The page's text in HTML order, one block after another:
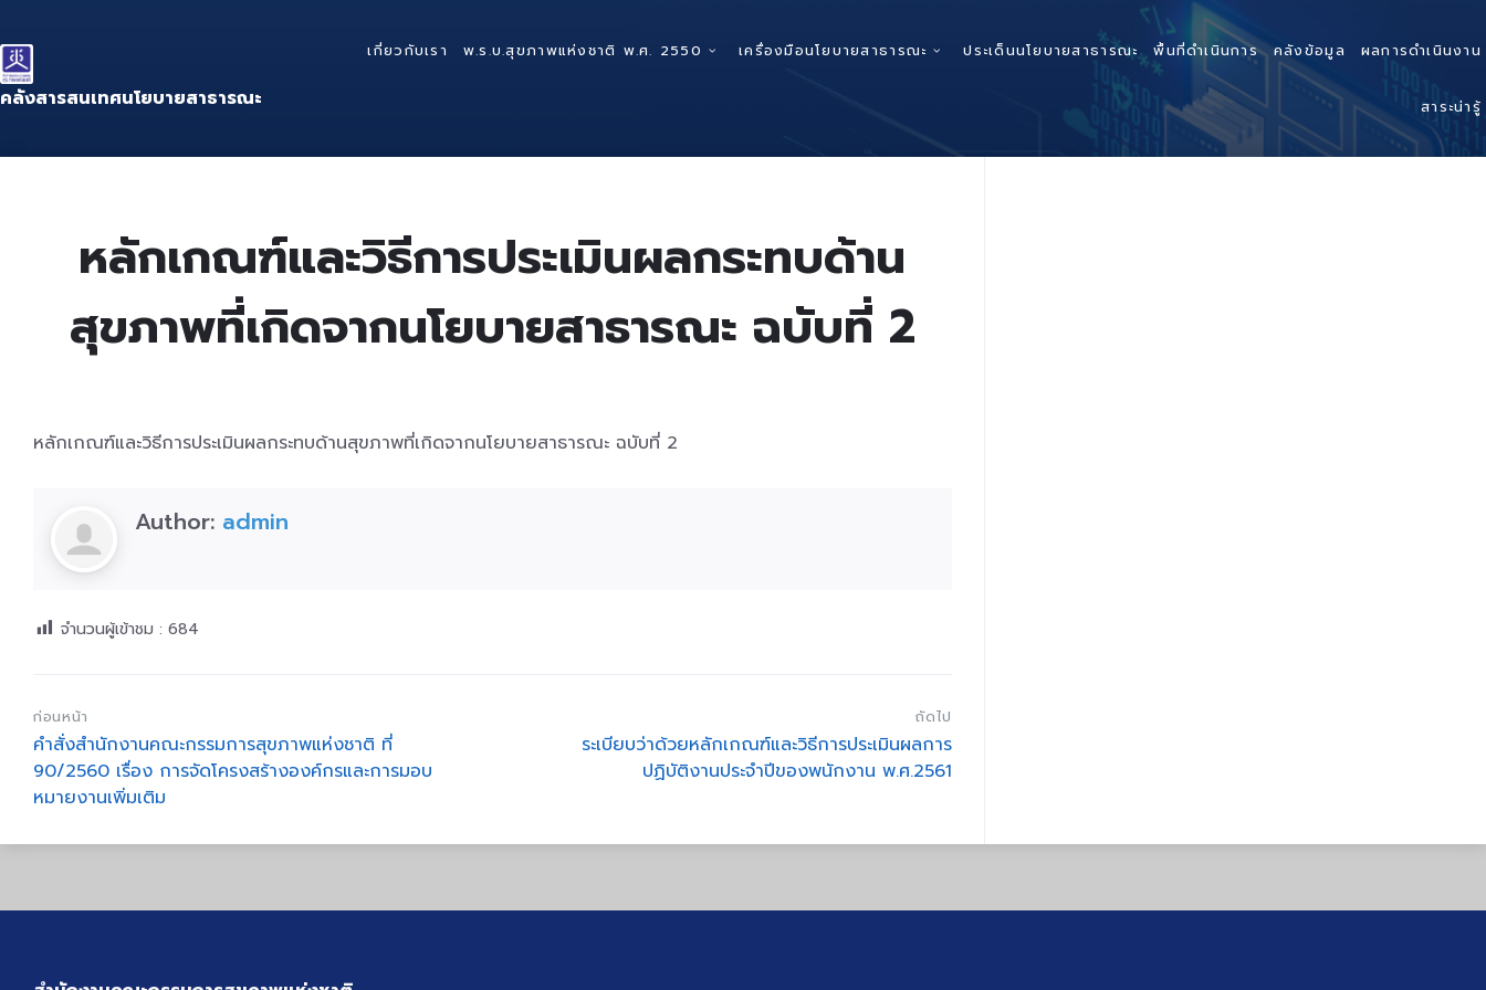
to
content
to
main
navigation
to
footer
คลังสารสนเทศนโยบายสาธารณะ
เกี่ยวกับเรา พ.ร.บ.สุขภาพแห่งชาติ พ.ศ. 2550 เครื่องมือนโยบายสาธารณะ ประเด็นนโยบายสาธารณะ พื้นที่ดำเนินการ คลังข้อมูล ผลการดำเนินงาน
สาระน่ารู้
หลักเกณฑ์และวิธีการประเมินผลกระทบด้าน
สุขภาพที่เกิดจากนโยบายสาธารณะ ฉบับที่ 2
หลักเกณฑ์และวิธีการประเมินผลกระทบด้านสุขภาพที่เกิดจากนโยบายสาธารณะ ฉบับที่ 2
Author: admin
จำนวนผู้เข้าชม : 684
ถัดไป
ระเบียบว่าด้วยหลักเกณฑ์และวิธีการประเมินผลการ
ปฏิบัติงานประจำปีของพนักงาน พ.ศ.2561
ก่อนหน้า
คำสั่งสำนักงานคณะกรรมการสุขภาพแห่งชาติ ที่
90/2560 เรื่อง การจัดโครงสร้างองค์กรและการมอบ
หมายงานเพิ่มเติม